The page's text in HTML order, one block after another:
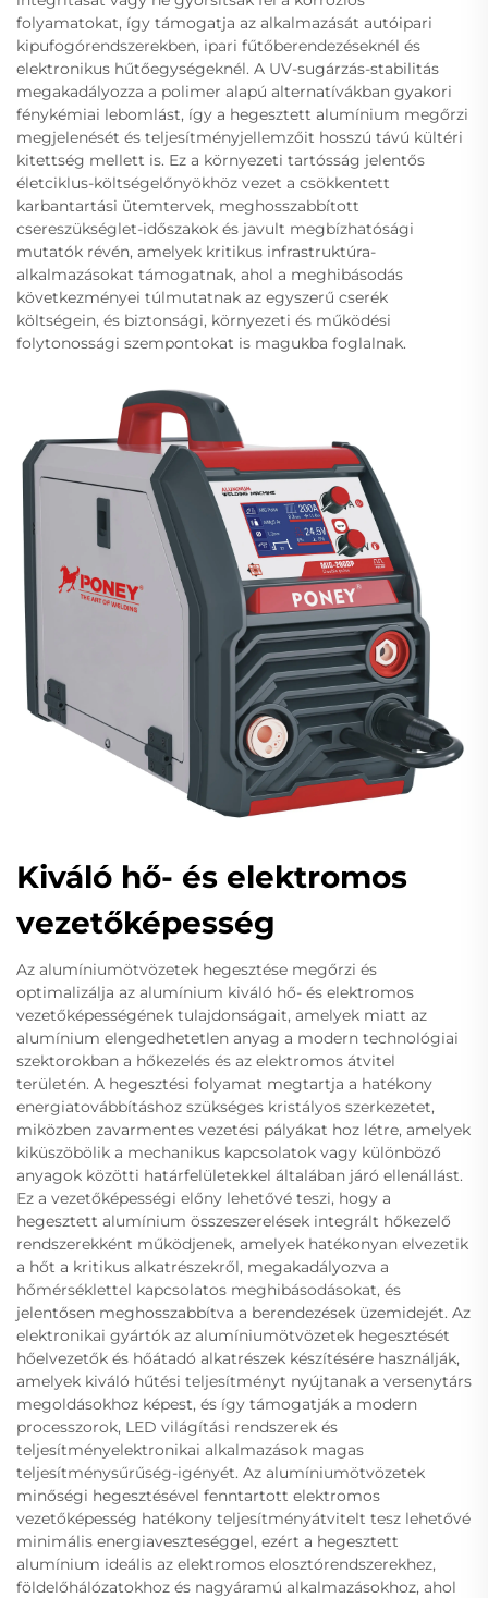
folyamatokat, így támogatja az alkalmazását autóipari
kipufogórendszerekben, ipari fűtőberendezéseknél és
elektronikus hűtőegységeknél. A UV-sugárzás-stabilitás
megakadályozza a polimer alapú alternatívákban gyakori
fénykémiai lebomlást, így a hegesztett alumínium megőrzi
megjelenését és teljesítményjellemzőit hosszú távú kültéri
kitettség mellett is. Ez a környezeti tartósság jelentős
életciklus-költségelőnyökhöz vezet a csökkentett
karbantartási ütemtervek, meghosszabbított
csereszükséglet-időszakok és javult megbízhatósági
mutatók révén, amelyek kritikus infrastruktúra-
alkalmazásokat támogatnak, ahol a meghibásodás
következményei túlmutatnak az egyszerű cserék
költségein, és biztonsági, környezeti és működési
folytonossági szempontokat is magukba foglalnak.
Kiváló hő- és elektromos
vezetőképesség
Az alumíniumötvözetek hegesztése megőrzi és
optimalizálja az alumínium kiváló hő- és elektromos
vezetőképességének tulajdonságait, amelyek miatt az
alumínium elengedhetetlen anyag a modern technológiai
szektorokban a hőkezelés és az elektromos átvitel
területén. A hegesztési folyamat megtartja a hatékony
energiatovábbításhoz szükséges kristályos szerkezetet,
miközben zavarmentes vezetési pályákat hoz létre, amelyek
kiküszöbölik a mechanikus kapcsolatok vagy különböző
anyagok közötti határfelületekkel általában járó ellenállást.
Ez a vezetőképességi előny lehetővé teszi, hogy a
hegesztett alumínium összeszerelések integrált hőkezelő
rendszerekként működjenek, amelyek hatékonyan elvezetik
a hőt a kritikus alkatrészekről, megakadályozva a
hőmérséklettel kapcsolatos meghibásodásokat, és
jelentősen meghosszabbítva a berendezések üzemidejét. Az
elektronikai gyártók az alumíniumötvözetek hegesztését
hőelvezetők és hőátadó alkatrészek készítésére használják,
amelyek kiváló hűtési teljesítményt nyújtanak a versenytárs
megoldásokhoz képest, és így támogatják a modern
processzorok, LED világítási rendszerek és
teljesítményelektronikai alkalmazások magas
teljesítménysűrűség-igényét. Az alumíniumötvözetek
minőségi hegesztésével fenntartott elektromos
vezetőképesség hatékony teljesítményátvitelt tesz lehetővé
minimális energiaveszteséggel, ezért a hegesztett
alumínium ideális az elektromos elosztórendszerekhez,
földelőhálózatokhoz és nagyáramú alkalmazásokhoz, ahol